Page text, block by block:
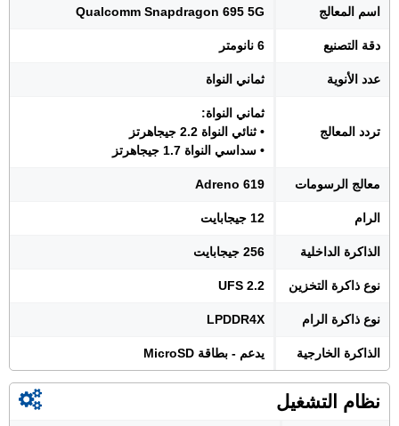
اسم المعالج Qualcomm Snapdragon 695 5G
دقة التصنيع 6 نانومتر
عدد الأنوية ثماني النواة
تردد المعالج
ثماني النواة:
• ثنائي النواة 2.2 جيجاهرتز
• سداسي النواة 1.7 جيجاهرتز
معالج الرسومات Adreno 619
الرام 12 جيجابايت
الذاكرة الداخلية 256 جيجابايت
نوع ذاكرة التخزين UFS 2.2
نوع ذاكرة الرام LPDDR4X
الذاكرة الخارجية يدعم - بطاقة MicroSD
نظام التشغيل